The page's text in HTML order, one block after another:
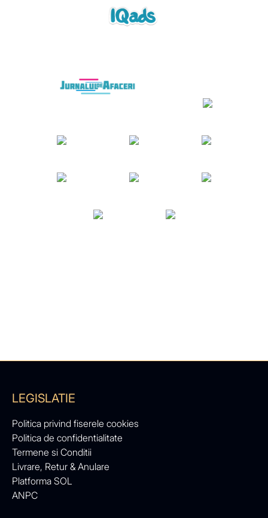
LEGISLATIE
Politica privind fiserele cookies
Politica de confidentialitate
Termene si Conditii
Livrare, Retur & Anulare
Platforma SOL
ANPC